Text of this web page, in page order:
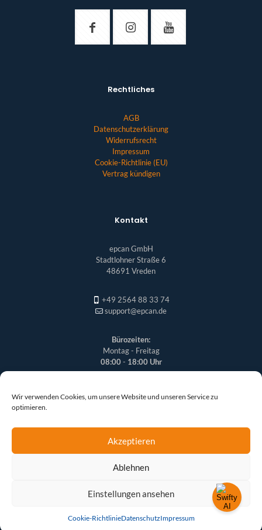
Wir verwenden Cookies, um unsere Website und unseren Service zu
optimieren.
Akzeptieren
Ablehnen
Einstellungen ansehen
Cookie-RichtlinieDatenschutzImpressum
Rechtliches
AGB
Datenschutzerklärung
Widerrufsrecht
Impressum
Cookie-Richtlinie (EU)
Vertrag kündigen
Kontakt
epcan GmbH
Stadtlohner Straße 6
48691 Vreden
+49 2564 88 33 74
support@epcan.de
Bürozeiten:
Montag - Freitag
08:00- 18:00 Uhr